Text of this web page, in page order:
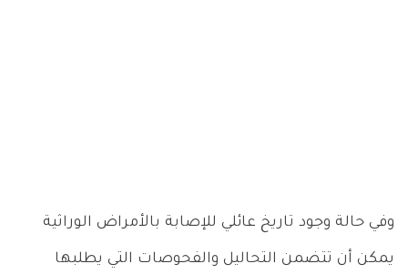
وفي حالة وجود تاريخ عائلي للإصابة بالأمراض الوراثية
يمكن أن تتضمن التحاليل والفحوصات التي يطلبها